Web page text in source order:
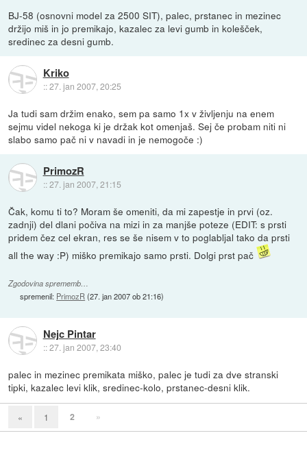
BJ-58 (osnovni model za 2500 SIT), palec, prstanec in mezinec
držijo miš in jo premikajo, kazalec za levi gumb in kolešček,
sredinec za desni gumb.
Kriko
::27. jan 2007, 20:25
Ja tudi sam držim enako, sem pa samo 1x v življenju na enem
sejmu videl nekoga ki je držak kot omenjaš. Sej če probam niti ni
slabo samo pač ni v navadi in je nemogoče :)
PrimozR
::27. jan 2007, 21:15
Čak, komu ti to? Moram še omeniti, da mi zapestje in prvi (oz.
zadnji) del dlani počiva na mizi in za manjše poteze (EDIT: s prsti
pridem čez cel ekran, res se še nisem v to poglabljal tako da prsti
all the way :P) miško premikajo samo prsti. Dolgi prst pač
Zgodovina sprememb…
spremenil: PrimozR(27. jan 2007 ob 21:16)
Nejc Pintar
::27. jan 2007, 23:40
palec in mezinec premikata miško, palec je tudi za dve stranski
tipki, kazalec levi klik, sredinec-kolo, prstanec-desni klik.
« 1 2 »